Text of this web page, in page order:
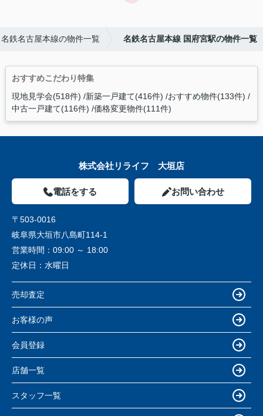
名鉄名古屋本線の物件一覧 名鉄名古屋本線 国府宮駅の物件一覧
おすすめこだわり特集
現地見学会(518件) 新築一戸建て(416件) おすすめ物件(133件)
中古一戸建て(116件) 価格変更物件(111件)
株式会社リライフ 大垣店
電話をする お問い合わせ
〒503-0016
岐阜県大垣市八島町114-1
営業時間： 09:00 ～ 18:00
定休日： 水曜日
売却査定
お客様の声
会員登録
店舗一覧
スタッフ一覧